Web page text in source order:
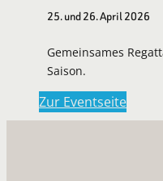
25. und 26. April 2026
Gemeinsames
Saison.
Zur Eventseite